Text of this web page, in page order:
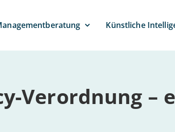
Künst­li­che
Ver­­or­d­­nung –